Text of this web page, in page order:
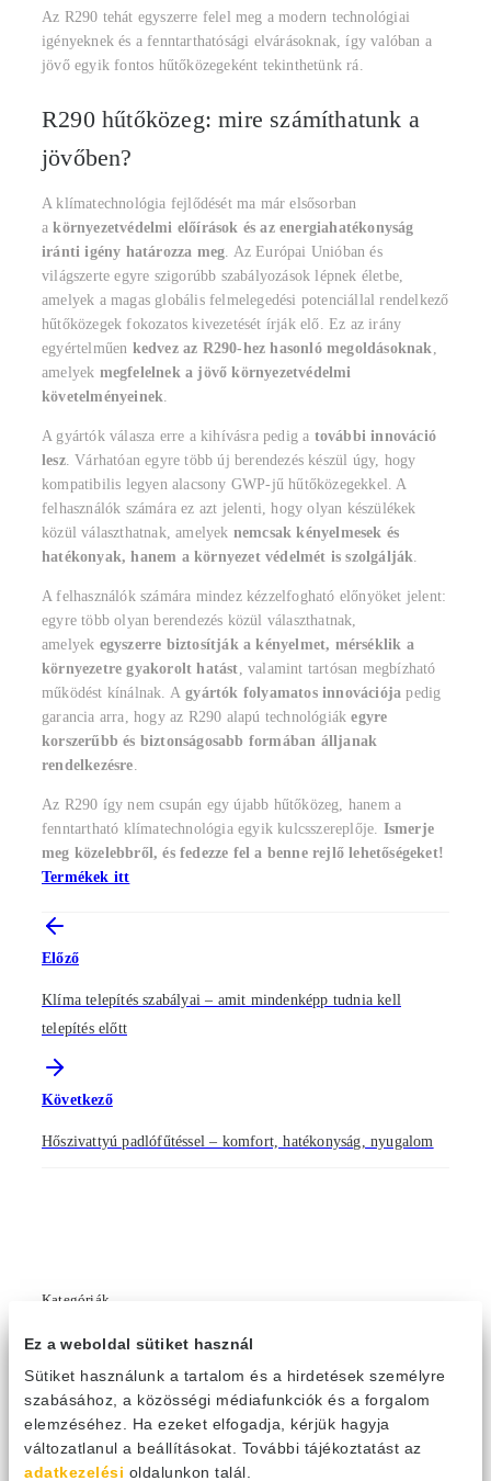
Ez a weboldal sütiket használ
Sütiket használunk a tartalom és a hirdetések személyre
szabásához, a közösségi médiafunkciók és a forgalom
elemzéséhez. Ha ezeket elfogadja, kérjük hagyja
változatlanul a beállításokat. További tájékoztatást az
adatkezelési oldalunkon talál.
Az R290 tehát egyszerre felel meg a modern technológiai
igényeknek és a fenntarthatósági elvárásoknak, így valóban a
jövő egyik fontos hűtőközegeként tekinthetünk rá.
R290 hűtőközeg: mire számíthatunk a
jövőben?
A klímatechnológia fejlődését ma már elsősorban
akörnyezetvédelmi előírások és az energiahatékonyság
iránti igény határozza meg. Az Európai Unióban és
világszerte egyre szigorúbb szabályozások lépnek életbe,
amelyek a magas globális felmelegedési potenciállal rendelkező
hűtőközegek fokozatos kivezetését írják elő. Ez az irány
egyértelműen kedvez az R290-hez hasonló megoldásoknak,
amelyek megfelelnek a jövő környezetvédelmi
követelményeinek.
A gyártók válasza erre a kihívásra pedig a további innováció
lesz. Várhatóan egyre több új berendezés készül úgy, hogy
kompatibilis legyen alacsony GWP-jű hűtőközegekkel. A
felhasználók számára ez azt jelenti, hogy olyan készülékek
közül választhatnak, amelyek nemcsak kényelmesek és
hatékonyak, hanem a környezet védelmét is szolgálják.
A felhasználók számára mindez kézzelfogható előnyöket jelent:
egyre több olyan berendezés közül választhatnak,
amelyek egyszerre biztosítják a kényelmet, mérséklik a
környezetre gyakorolt hatást, valamint tartósan megbízható
működést kínálnak. Agyártók folyamatos innovációja pedig
garancia arra, hogy az R290 alapú technológiákegyre
korszerűbb és biztonságosabb formában álljanak
rendelkezésre.
Az R290 így nem csupán egy újabb hűtőközeg, hanem a
fenntartható klímatechnológia egyik kulcsszereplője. Ismerje
meg közelebbről, és fedezze fel a benne rejlő lehetőségeket!
Termékek itt
Előző
Klíma telepítés szabályai – amit mindenképp tudnia kell
telepítés előtt
Következő
Hőszivattyú padlófűtéssel – komfort, hatékonyság, nyugalom
Kategóriák
Gazdasági(31)
Műszaki(66)
Híreink
Kényelem kompromisszumok nélkül: a tudatos